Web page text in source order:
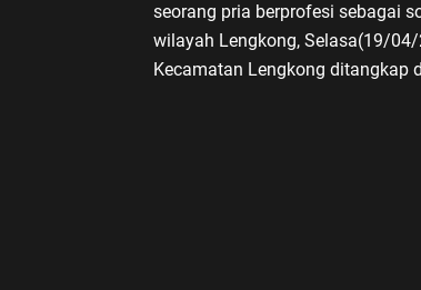
seorang pria berprofesi sebagai
wilayah Lengkong, Selasa(19/
Kecamatan Lengkong ditangkap